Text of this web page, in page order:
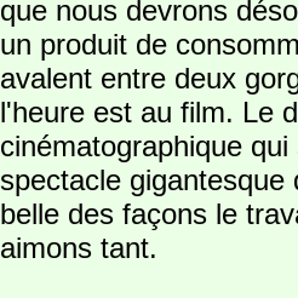
que nous devrons
un produit de
avalent entre deux
l'heure est au film. Le
cinématographique
spectacle
belle des façons le
aimons tant.